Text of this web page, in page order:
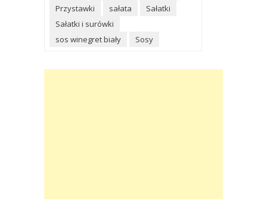
Przystawki
sałata
Sałatki
Sałatki i surówki
sos winegret biały
Sosy